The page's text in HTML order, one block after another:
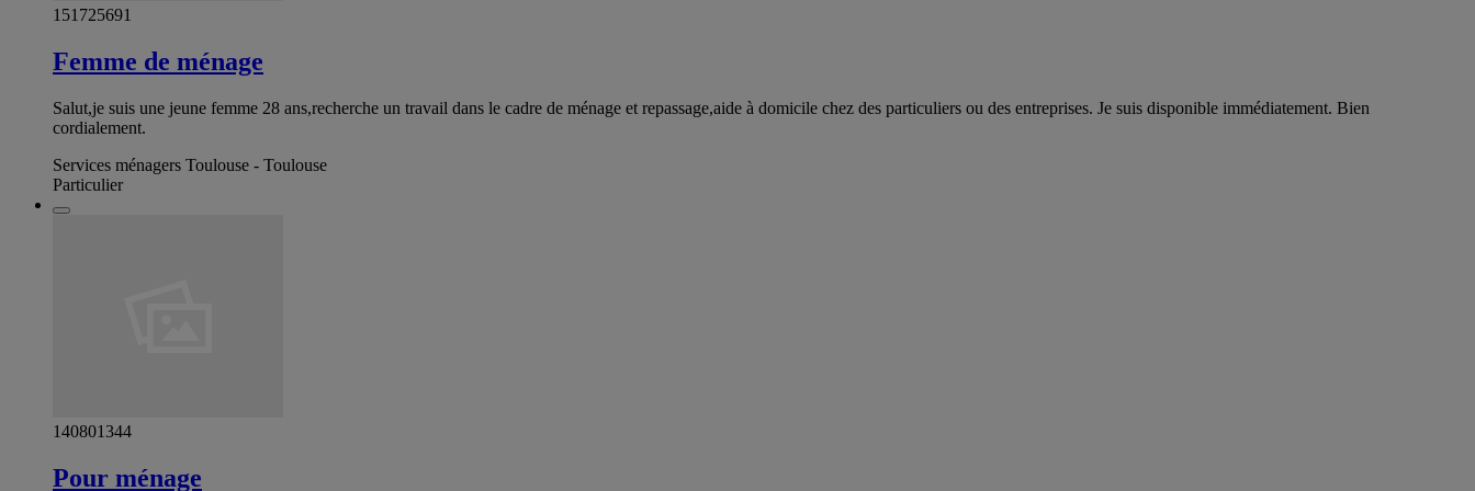
151725691
Femme de ménage
Salut,je suis une jeune femme 28 ans,recherche un travail dans le cadre de ménage et repassage,aide à domicile chez des particuliers ou des entreprises. Je suis disponible immédiatement. Bien
cordialement.
Services ménagers Toulouse - Toulouse
Particulier
140801344
Pour ménage